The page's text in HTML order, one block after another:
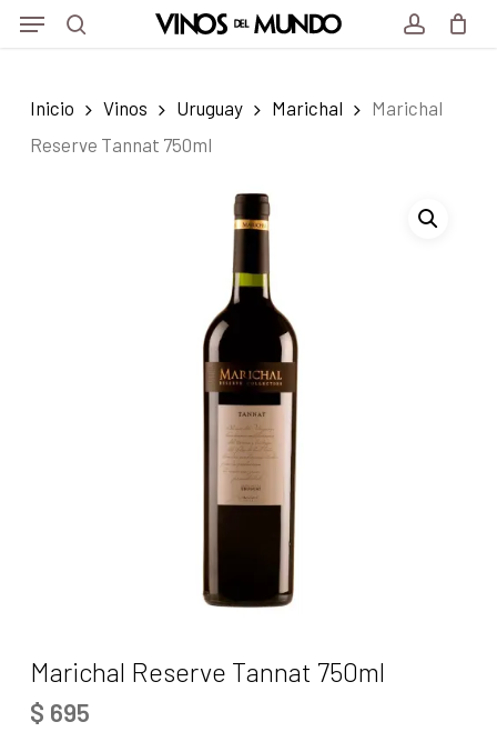
Skip
content
Menu
Inicio Vinos Uruguay Marichal
Marichal
Reserve Tannat 750ml
Marichal Reserve Tannat 750ml
$ 695